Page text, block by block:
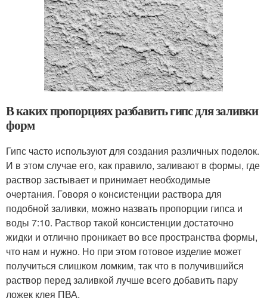
В каких пропорциях разбавить гипс для заливки
форм
Гипс часто используют для создания различных поделок.
И в этом случае его, как правило, заливают в формы, где
раствор застывает и принимает необходимые
очертания. Говоря о консистенции раствора для
подобной заливки, можно назвать пропорции гипса и
воды 7:10. Раствор такой консистенции достаточно
жидки и отлично проникает во все пространства формы,
что нам и нужно. Но при этом готовое изделие может
получиться слишком ломким, так что в получившийся
раствор перед заливкой лучше всего добавить пару
ложек клея ПВА.